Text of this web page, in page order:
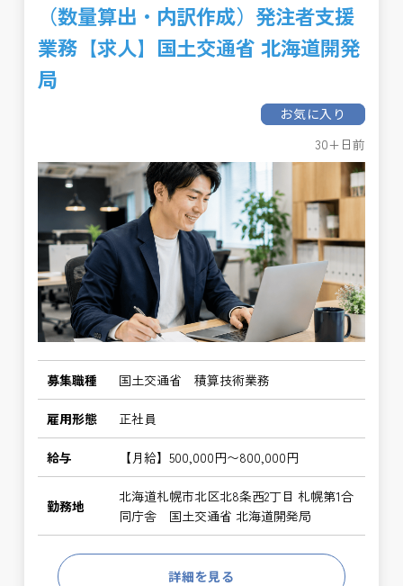
（数量算出・内訳作成）発注者支援
業務【求人】国土交通省 北海道開発
局
お気に入り
30+日前
募集職種 国土交通省 積算技術業務
雇用形態 正社員
給与 【月給】500,000円〜800,000円
勤務地
北海道札幌市北区北8条西2丁目 札幌第1合
同庁舎 国土交通省 北海道開発局
詳細を見る